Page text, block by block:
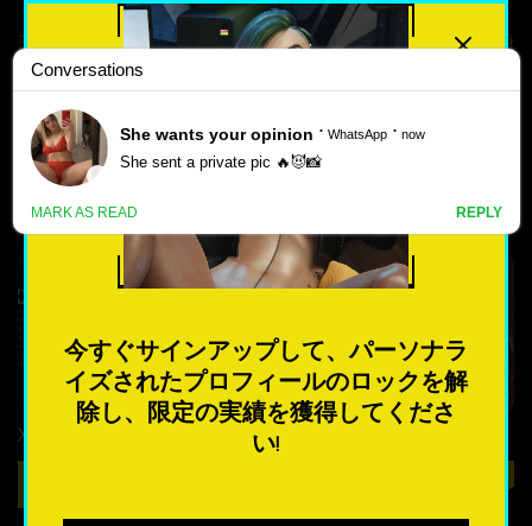
最高評価
人気のある
新しい
ポ
最高の BIG ASS} ポルノ ゲーム
をダウンロード
XXLove – New Version 0.8 [CHAIXAS-GAMES]
今すぐサインアップして、パーソナラ
イズされたプロフィールのロックを解
除し、限定の実績を獲得してくださ
い!